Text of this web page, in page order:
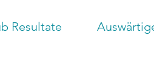
Resultate